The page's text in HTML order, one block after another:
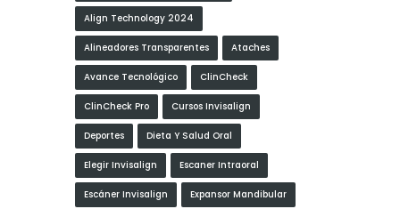
Align Technology 2024
Alineadores Transparentes Ataches
Avance Tecnológico ClinCheck
ClinCheck Pro Cursos Invisalign
Deportes Dieta Y Salud Oral
Elegir Invisalign Escaner Intraoral
Escáner Invisalign Expansor Mandibular